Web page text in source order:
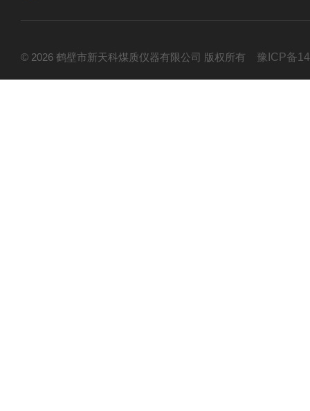
© 2026 鹤壁市新天科煤质仪器有限公司 版权所有 豫ICP备